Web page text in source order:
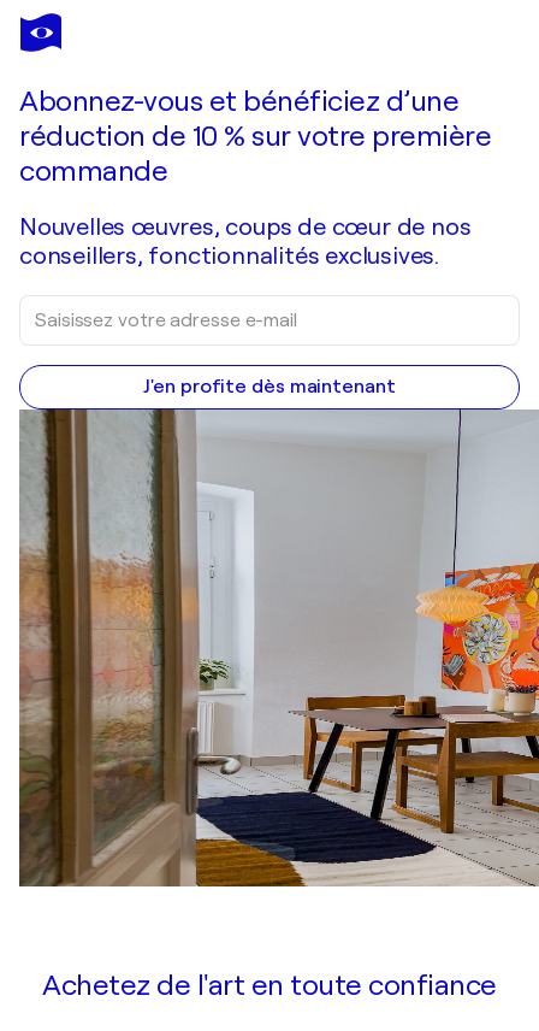
Abonnez-vous et bénéficiez d’une
réduction de 10 % sur votre première
commande
Nouvelles œuvres, coups de cœur de nos
conseillers, fonctionnalités exclusives.
J'en profite dès maintenant
Achetez de l'art en toute confiance